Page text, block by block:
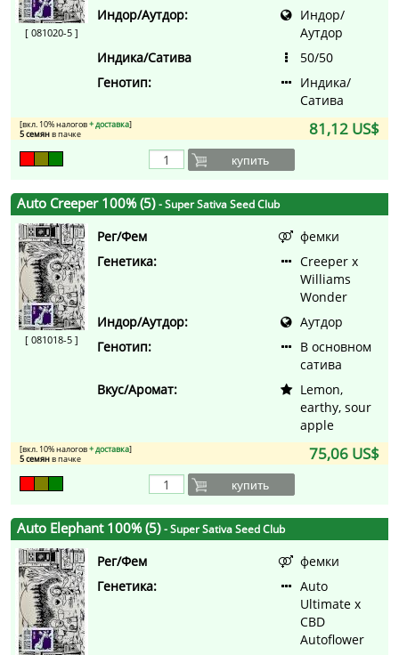
[ 081020-5 ]
Индор/Аутдор:
Индор/
Аутдор
Индика/Сатива
50/50
Генотип:
Индика/
Сатива
81,12 US$
[вкл. 10% налогов+ доставка]
5 семянв пачке
купить
Auto Creeper 100% (5)- Super Sativa Seed Club
[ 081018-5 ]
Рег/Фем
фемки
Генетика:
Creeper x
Williams
Wonder
Индор/Аутдор:
Аутдор
Генотип:
В основном
сатива
Вкус/Аромат:
Lemon,
earthy, sour
apple
75,06 US$
[вкл. 10% налогов+ доставка]
5 семянв пачке
купить
Auto Elephant 100% (5)- Super Sativa Seed Club
Рег/Фем
фемки
Генетика:
Auto
Ultimate x
CBD
Autoflower